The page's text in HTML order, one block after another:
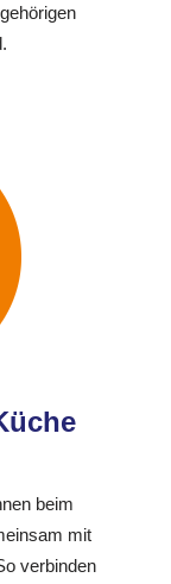
beim
mit
verbinden